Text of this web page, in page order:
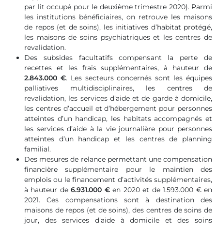
par lit occupé pour le deuxième trimestre 2020). Parmi
les institutions bénéficiaires, on retrouve les maisons
de repos (et de soins), les initiatives d’habitat protégé,
les maisons de soins psychiatriques et les centres de
revalidation.
Des subsides facultatifs compensant la perte de
recettes et les frais supplémentaires, à hauteur de
2.843.000 €. Les secteurs concernés sont les équipes
palliatives multidisciplinaires, les centres de
revalidation, les services d’aide et de garde à domicile,
les centres d’accueil et d’hébergement pour personnes
atteintes d’un handicap, les habitats accompagnés et
les services d’aide à la vie journalière pour personnes
atteintes d’un handicap et les centres de planning
familial.
Des mesures de relance permettant une compensation
financière supplémentaire pour le maintien des
emplois ou le financement d’activités supplémentaires,
à hauteur de6.931.000 €en 2020 et de 1.593.000 € en
2021. Ces compensations sont à destination des
maisons de repos (et de soins), des centres de soins de
jour, des services d’aide à domicile et des soins